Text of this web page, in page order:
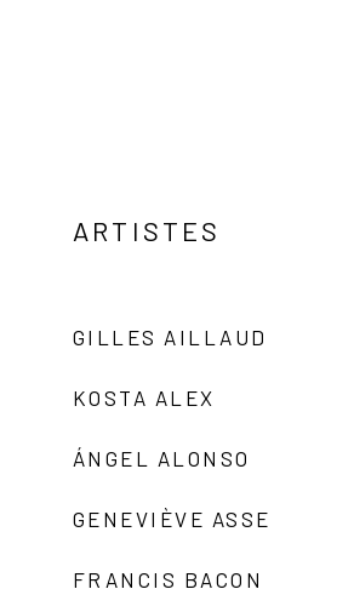
ARTISTES
GILLES AILLAUD
KOSTA ALEX
ÁNGEL ALONSO
GENEVIÈVE ASSE
FRANCIS BACON